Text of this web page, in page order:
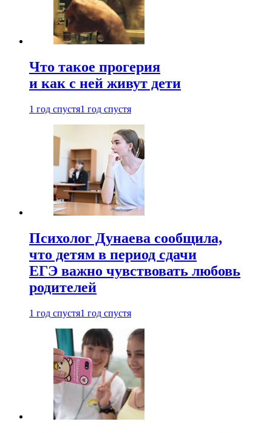
Что такое прогерия
и как с ней живут дети
1 год спустя1 год спустя
Психолог Дунаева сообщила,
что детям в период сдачи
ЕГЭ важно чувствовать любовь
родителей
1 год спустя1 год спустя